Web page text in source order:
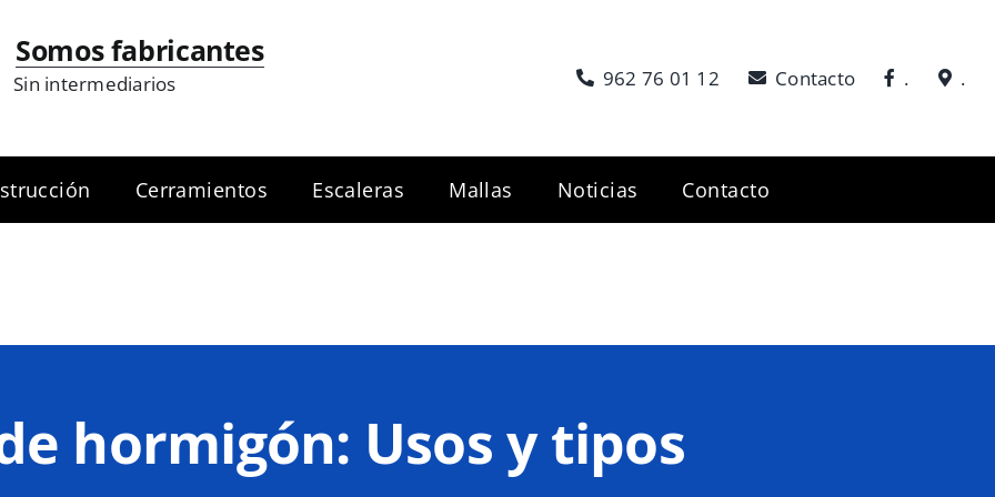
Somos fabricantes
Sin intermediarios 962 76 01 12 Contacto . .
Cerramientos Escaleras Mallas Noticias Contacto
hormigón: Usos y tipos